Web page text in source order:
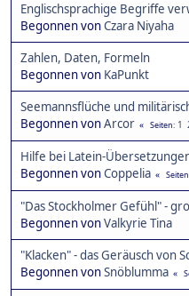
Englischsprachige Begriffe
Begonnen vonCzara Niyaha
Zahlen, Daten, Formeln
Begonnen von KaPunkt
Seemannsflüche und
Begonnen vonArcor Seiten 1
Hilfe bei Latein-
Begonnen vonCoppelia Seiten
"Das Stockholmer Gefühl" -
Begonnen vonValkyrie Tina
"Klacken" - das Geräusch von
Begonnen vonSnöblumma